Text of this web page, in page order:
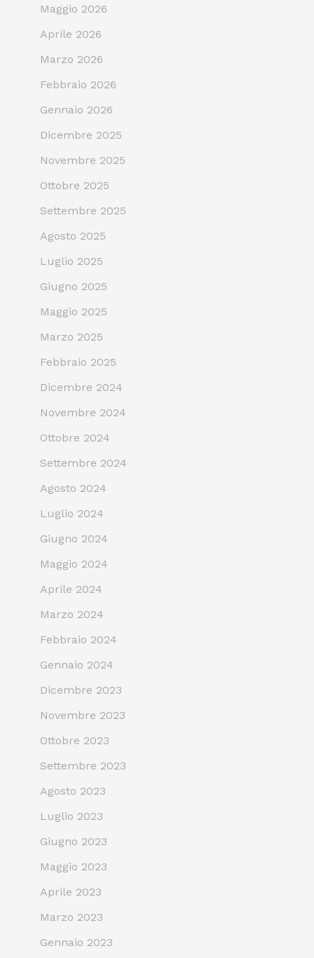
Maggio 2026
Aprile 2026
Marzo 2026
Febbraio 2026
Gennaio 2026
Dicembre 2025
Novembre 2025
Ottobre 2025
Settembre 2025
Agosto 2025
Luglio 2025
Giugno 2025
Maggio 2025
Marzo 2025
Febbraio 2025
Dicembre 2024
Novembre 2024
Ottobre 2024
Settembre 2024
Agosto 2024
Luglio 2024
Giugno 2024
Maggio 2024
Aprile 2024
Marzo 2024
Febbraio 2024
Gennaio 2024
Dicembre 2023
Novembre 2023
Ottobre 2023
Settembre 2023
Agosto 2023
Luglio 2023
Giugno 2023
Maggio 2023
Aprile 2023
Marzo 2023
Gennaio 2023